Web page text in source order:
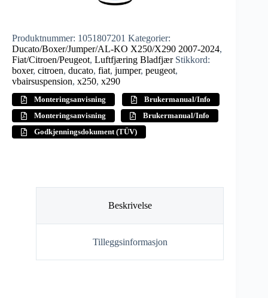
Produktnummer: 1051807201 Kategorier:
Ducato/Boxer/Jumper/AL-KO X250/X290 2007-2024,
Fiat/Citroen/Peugeot, Luftfjæring Bladfjær Stikkord:
boxer, citroen, ducato, fiat, jumper, peugeot,
vbairsuspension, x250, x290
Monteringsanvisning
Brukermanual/Info
Monteringsanvisning
Brukermanual/Info
Godkjenningsdokument (TÜV)
Beskrivelse
Tilleggsinformasjon